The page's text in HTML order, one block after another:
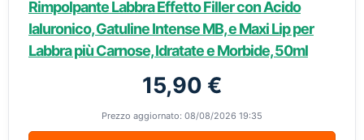
Rimpolpante Labbra Effetto Filler con Acido
Ialuronico, Gatuline Intense MB, e Maxi Lip per
Labbra più Carnose, Idratate e Morbide, 50ml
15,90 €
Prezzo aggiornato: 08/08/2026 19:35